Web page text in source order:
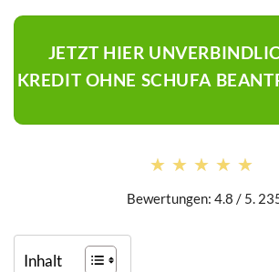
JETZT HIER
KREDIT OHNE SCHUFA
★★★★★
★★★★★
Bewertungen: 4.8 / 5.
Inhalt